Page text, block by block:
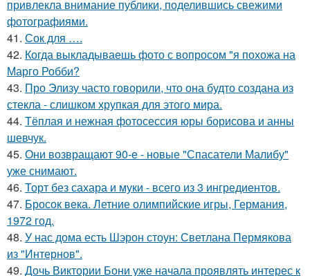
привлекла внимание публики, поделившись свежими
фотографиями.
41. Сок для ….
42. Когда выкладываешь фото с вопросом "я похожа на
Марго Робби?
43. Про Элизу часто говорили, что она будто создана из
стекла - слишком хрупкая для этого мира.
44. Тёплая и нежная фотосессия юры борисова и анны
шевчук.
45. Они возвращают 90-е - новые "Спасатели Малибу"
уже снимают.
46. Торт без сахара и муки - всего из 3 ингредиентов.
47. Бросок века. Летние олимпийские игры, Германия,
1972 год.
48. У нас дома есть Шэрон стоун: Светлана Пермякова
из "Интернов".
49. Дочь Виктории Бони уже начала проявлять интерес к